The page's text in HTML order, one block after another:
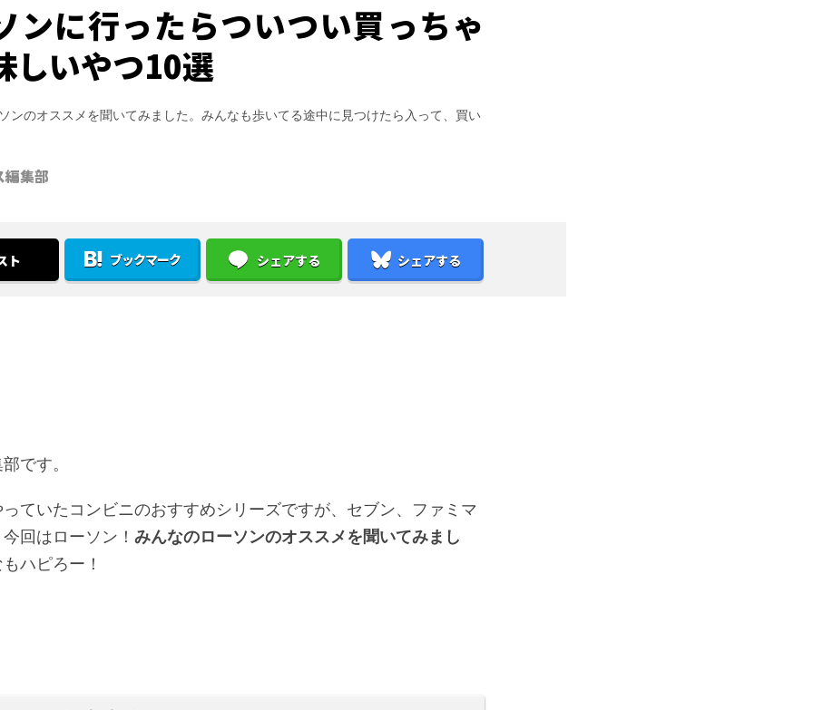
ンに行ったらついつい買っちゃ
しいやつ10選
ンのオススメを聞いてみました。みんなも歩いてる途中に見つけたら入って、買い
編集部
ト ブックマーク シェアする シェアする
です。
ていたコンビニのおすすめシリーズですが、セブン、ファミマ
回はローソン！ みんなのローソンのオススメを聞いてみまし
ハピろー！